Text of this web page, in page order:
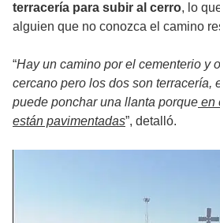
terracería para subir al cerro, lo
alguien que no conozca el camino
“Hay un camino por el cementerio y
cercano pero los dos son terracería,
puede ponchar una llanta porque en
están pavimentadas”, detalló.